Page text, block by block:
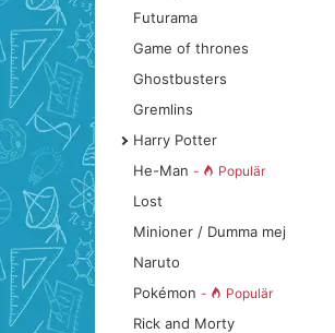
Futurama
Game of thrones
Ghostbusters
Gremlins
Harry Potter
He-Man - Populär
Lost
Minioner / Dumma mej
Naruto
Pokémon - Populär
Rick and Morty